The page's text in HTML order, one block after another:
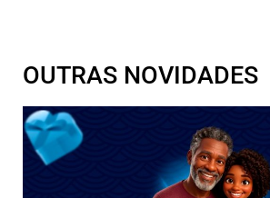
OUTRAS NOVIDADES